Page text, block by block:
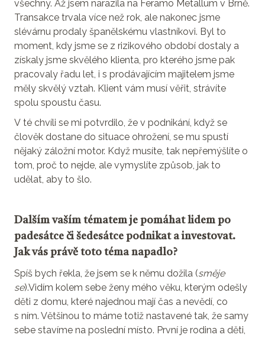
všechny. Až jsem narazila na Feramo Metallum v Brně.
Transakce trvala více než rok, ale nakonec jsme
slévárnu prodaly španělskému vlastníkovi. Byl to
moment, kdy jsme se z rizikového období dostaly a
získaly jsme skvělého klienta, pro kterého jsme pak
pracovaly řadu let, i s prodávajícím majitelem jsme
měly skvělý vztah. Klient vám musí věřit, strávíte
spolu spoustu času.
V té chvíli se mi potvrdilo, že v podnikání, když se
člověk dostane do situace ohrožení, se mu spustí
nějaký záložní motor. Když musíte, tak nepřemýšlíte o
tom, proč to nejde, ale vymyslíte způsob, jak to
udělat, aby to šlo.
Dalším vaším tématem je pomáhat lidem po
padesátce či šedesátce podnikat a investovat.
Jak vás právě toto téma napadlo?
Spíš bych řekla, že jsem se k němu dožila (směje
se).Vidím kolem sebe ženy mého věku, kterým odešly
děti z domu, které najednou mají čas a nevědí, co
s ním. Většinou to máme totiž nastavené tak, že samy
sebe stavíme na poslední místo. První je rodina a děti,